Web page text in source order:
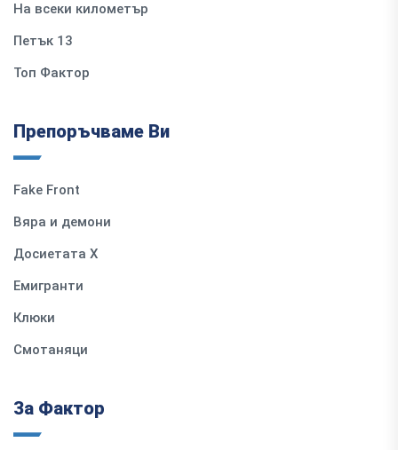
На всеки километър
Петък 13
Топ Фактор
Препоръчваме Ви
Fake Front
Вяра и демони
Досиетата Х
Емигранти
Клюки
Смотаняци
За Фактор